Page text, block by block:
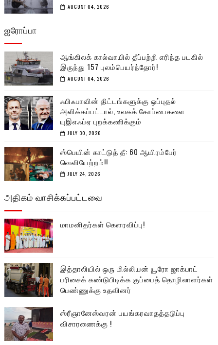
AUGUST 04, 2026
ஐரோப்பா
ஆங்கிலக் கால்வாயில் தீப்பற்றி எரிந்த படகில்
இருந்து 157 புலம்பெயர்ந்தோர்!
AUGUST 04, 2026
ஃபிஃபாவின் திட்டங்களுக்கு ஒப்புதல்
அளிக்கப்பட்டால், உலகக் கோப்பைகளை
யுஇஎஃப்ஏ புறக்கணிக்கும்
JULY 30, 2026
ஸ்பெயின் காட்டுத் தீ: 60 ஆயிரம்பேர்
வெளியேற்றம்!!
JULY 24, 2026
அதிகம் வாசிக்கப்பட்டவை
மாமனிதர்கள் கௌரவிப்பு!
இத்தாலியில் ஒரு மில்லியன் யூரோ ஜாக்பாட்
பரிசைக் கண்டுபிடிக்க குப்பைத் தொழிலாளர்கள்
பெண்ணுக்கு உதவினர்
ஸ்ரீஞானேஸ்வரன் பயங்கரவாதத்தடுப்பு
விசாரணைக்கு !